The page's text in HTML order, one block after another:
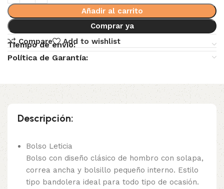
Añadir al carrito
Comprar ya
Compare
Add to wishlist
Tiempo de envio:
Política de Garantía:
Descripción:
Bolso Leticia
Bolso con diseño clásico de hombro con solapa,
correa ancha y bolsillo pequeño interno. Estilo
tipo bandolera ideal para todo tipo de ocasión.